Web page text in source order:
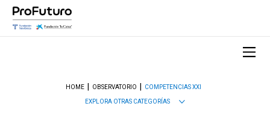
HOME OBSERVATORIO
COMPETENCIAS XXI
EXPLORA OTRAS CATEGORÍAS